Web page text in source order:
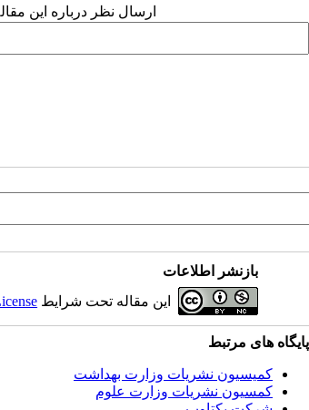
ارسال نظر درباره این
بازنشر اطلاعات
این مقاله تحت شرایط
پایگاه های مرتبط
کمیسیون نشریات وزارت بهداشت
کمسیون نشریات وزارت علوم